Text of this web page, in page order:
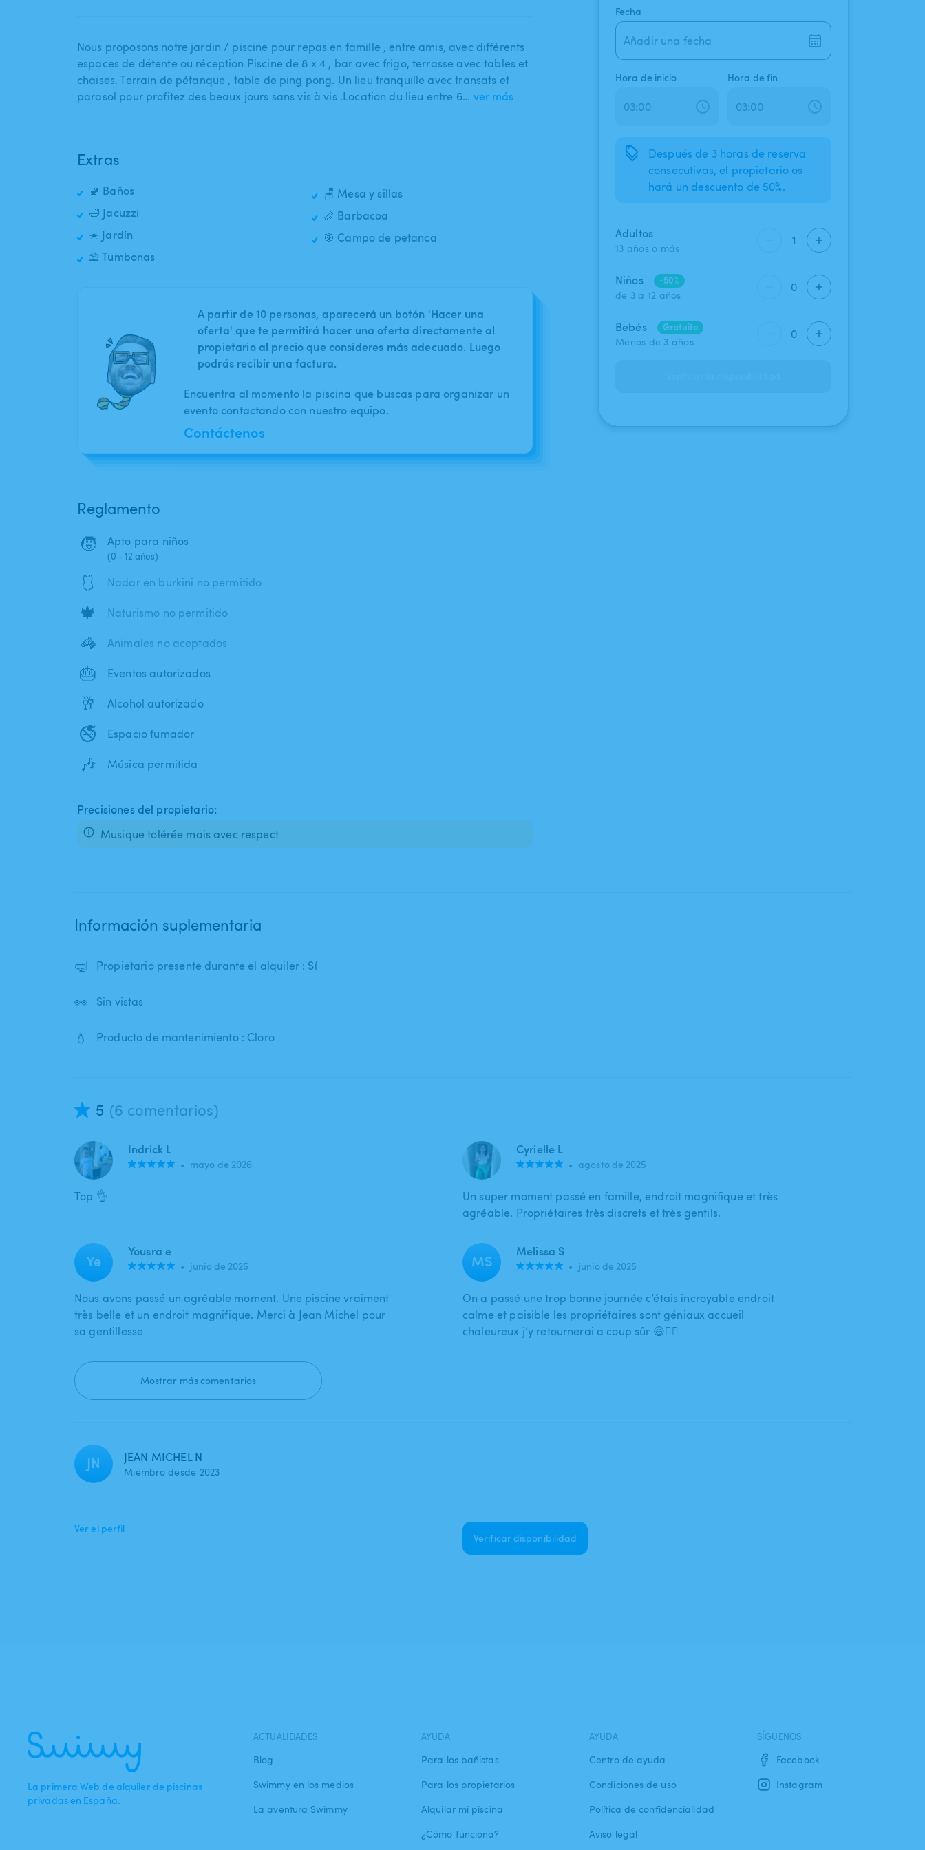
Nous proposons notre jardin ​/​ piscine pour repas en famille ​,​ entre amis​,​ avec différents
espaces de détente ou réception Piscine de 8 x 4 ​,​ bar avec frigo​,​ terrasse avec tables et
chaises. Terrain de pétanque ​,​ table de ping pong. Un lieu tranquille avec transats et
parasol pour profitez des beaux jours sans vis à vis .Location du lieu entre 6… ver más
Extras
🚽 Baños
🛁 Jacuzzi
☀️ Jardín
⛱️ Tumbonas
🪑 Mesa y sillas
🍖 Barbacoa
🎯 Campo de petanca
A partir de 10 personas, aparecerá un botón 'Hacer una
oferta' que te permitirá hacer una oferta directamente al
propietario al precio que consideres más adecuado. Luego
podrás recibir una factura.
Encuentra al momento la piscina que buscas para organizar un
evento contactando con nuestro equipo.
Contáctenos
Reglamento
🧒 Apto para niños
(0 - 12 años)
🩱 Nadar en burkini no permitido
🍁 Naturismo no permitido
🦓 Animales no aceptados
🎂 Eventos autorizados
🥂 Alcohol autorizado
🚭 Espacio fumador
🎶 Música permitida
Precisiones del propietario:
Musique tolérée mais avec respect
Fecha
Añadir una fecha
Hora de inicio Hora de fin
Después de 3 horas de reserva
consecutivas, el propietario os
hará un descuento de 50%.
Adultos
13 años o más
1
Niños
-50%
de 3 a 12 años
0
Bebés
Gratuito
Menos de 3 años
0
Información suplementaria
🤿 Propietario presente durante el alquiler : Sí
👀 Sin vistas
💧 Producto de mantenimiento : Cloro
5 (6 comentarios)
Indrick L
• mayo de 2026
Top 👌
Cyrielle L
• agosto de 2025
Un super moment passé en famille, endroit magnifique et très
agréable. Propriétaires très discrets et très gentils.
Ye Yousra e
• junio de 2025
Nous avons passé un agréable moment. Une piscine vraiment
très belle et un endroit magnifique. Merci à Jean Michel pour
sa gentillesse
MS Melissa S
• junio de 2025
On a passé une trop bonne journée c’étais incroyable endroit
calme et paisible les propriétaires sont géniaux accueil
chaleureux j’y retournerai a coup sûr 😃👍🏼
Mostrar más comentarios
JN JEAN MICHEL N
Miembro desde 2023
Ver el perfil
Verificar disponibilidad
La primera Web de alquiler de piscinas
privadas en España.
ACTUALIDADES
Blog
Swimmy en los medios
La aventura Swimmy
AYUDA
Para los bañistas
Para los propietarios
Alquilar mi piscina
¿Cómo funciona?
AYUDA
Centro de ayuda
Condiciones de uso
Política de confidencialidad
Aviso legal
SÍGUENOS
Facebook
Instagram